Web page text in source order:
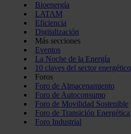
Bioenergía
LATAM
Eficiencia
Digitalización
Más secciones
Eventos
La Noche de la Energía
10 claves del sector energético
Foros
Foro de Almacenamiento
Foro de Autoconsumo
Foro de Movilidad Sostenible
Foro de Transición Energética
Foro Industrial